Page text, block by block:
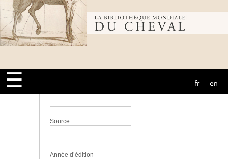
Bibliothèque
mondiale du
cheval
☰ fr en
Source
Année d’édition